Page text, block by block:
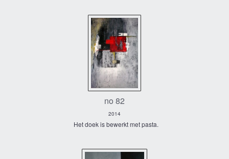
no 82
2014
Het doek is bewerkt met pasta.